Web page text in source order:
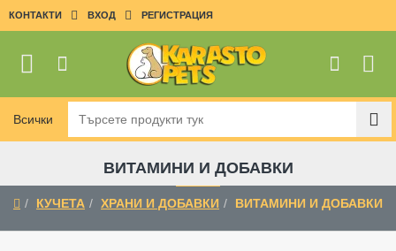
КОНТАКТИ ВХОД РЕГИСТРАЦИЯ
Всички
Търсете
продукти
ВИТАМИНИ И ДОБАВКИ
КУЧЕТА ХРАНИ И ДОБАВКИ ВИТАМИНИ И ДОБАВКИ